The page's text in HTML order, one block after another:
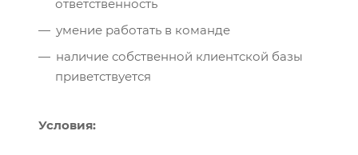
ответственность
умение работать в команде
наличие собственной клиентской базы
приветствуется
Условия: